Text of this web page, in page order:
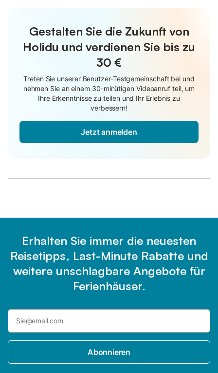
Gestalten Sie die Zukunft von
Holidu und verdienen Sie bis zu
30 €
Treten Sie unserer Benutzer-Testgemeinschaft bei und
nehmen Sie an einem 30-minütigen Videoanruf teil, um
Ihre Erkenntnisse zu teilen und Ihr Erlebnis zu
verbessern!
Jetzt anmelden
Erhalten Sie immer die neuesten
Reisetipps, Last-Minute Rabatte und
weitere unschlagbare Angebote für
Ferienhäuser.
Abonnieren